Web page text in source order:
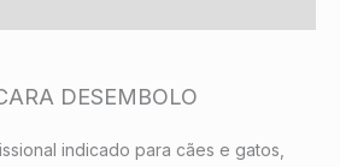
DESEMBOLO
indicado para cães e gatos,